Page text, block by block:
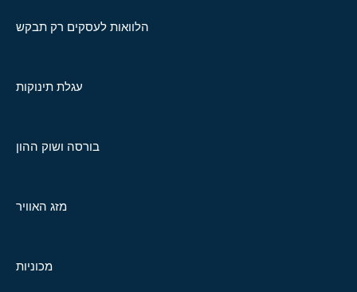
הלוואות לעסקים רק תבקש
עגלת תינוקות
בורסה ושוק ההון
מזג האוויר
מכוניות